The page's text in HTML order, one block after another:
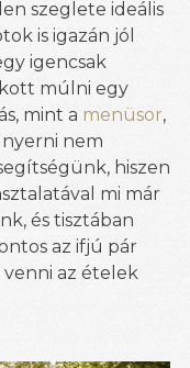
szeglete ideális
is igazán jól
igencsak
múlni egy
mint a menüsor,
nem
hiszen
mi már
és tisztában
az ifjú pár
az ételek